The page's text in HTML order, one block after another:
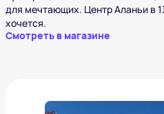
для мечтающих. Центр Аланьи в
хочется.
Смотреть в магазине